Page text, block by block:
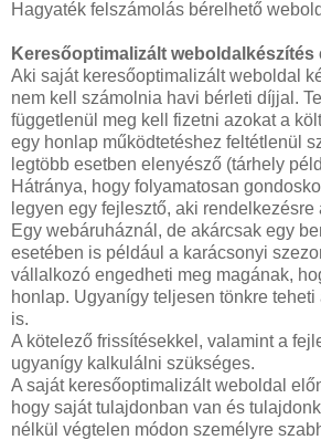
Hagyaték felszámolás bérelhető
Keresőoptimalizált weboldalkészítés
Aki saját keresőoptimalizált weboldal
nem kell számolnia havi bérleti díjjal.
függetlenül meg kell fizetni azokat a
egy honlap működtetéshez feltétlenül
legtöbb esetben elenyésző (tárhely
Hátránya, hogy folyamatosan
legyen egy fejlesztő, aki
Egy webáruháznál, de akárcsak egy
esetében is például a karácsonyi
vállalkozó engedheti meg magának,
honlap. Ugyanígy teljesen tönkre
is.
A kötelező frissítésekkel, valamint a
ugyanígy kalkulálni szükséges.
A saját keresőoptimalizált weboldal
hogy saját tulajdonban van és
nélkül végtelen módon személyre